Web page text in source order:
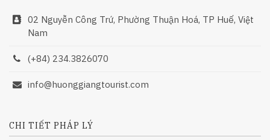
02 Nguyễn Công Trứ, Phường Thuận Hoá, TP Huế, Việt
Nam
(+84) 234.3826070
info@huonggiangtourist.com
CHI TIẾT PHÁP LÝ